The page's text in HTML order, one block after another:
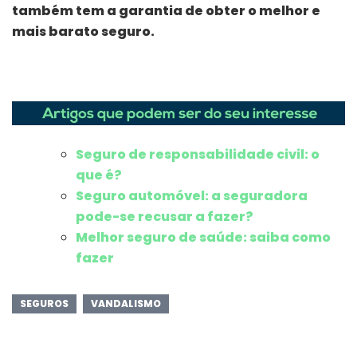
também tem a garantia de obter o melhor e
mais barato seguro.
Seguro de responsabilidade civil: o
que é?
Seguro automóvel: a seguradora
pode-se recusar a fazer?
Melhor seguro de saúde: saiba como
fazer
SEGUROS VANDALISMO